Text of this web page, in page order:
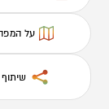
על
שיתוף